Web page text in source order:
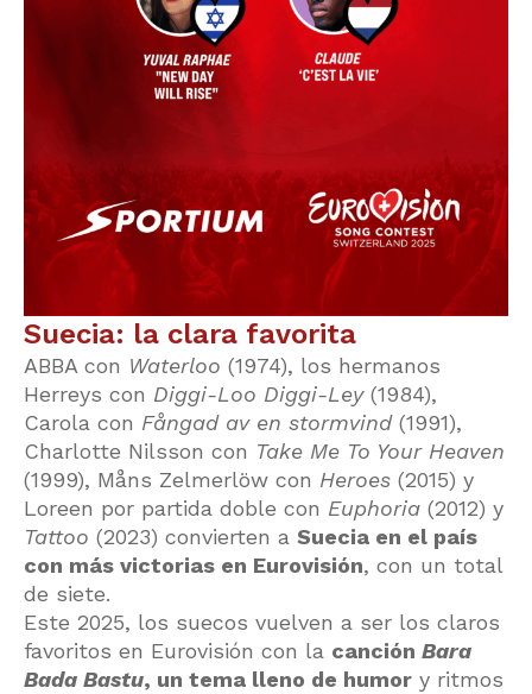
Suecia: la clara favorita
ABBA con Waterloo (1974), los hermanos
Herreys con Diggi-Loo Diggi-Ley(1984),
Carola con Fångad av en stormvind(1991),
Charlotte Nilsson con Take Me To Your Heaven
(1999), Måns Zelmerlöw con Heroes (2015) y
Loreen por partida doble con Euphoria (2012) y
Tattoo (2023) convierten a Suecia en el país
con más victorias en Eurovisión, con un total
de siete.
Este 2025, los suecos vuelven a ser los claros
favoritos en Eurovisión con la canción Bara
Bada Bastu, un tema lleno de humor y ritmos